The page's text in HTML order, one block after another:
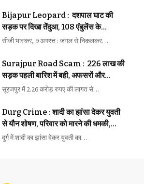
Bijapur Leopard : दशपाल घाट की
सड़क पर दिखा तेंदुआ, 108 एंबुलेंस के
पायलट-ईएमटी ने कैमरे में किया कैद
सीजी भास्कर, 9 अगस्त : जंगल से निकलकर…
Surajpur Road Scam : 226 लाख की
सड़क पहली बारिश में बही, अफसरों और
ठेकेदार पर गंभीर आरोप
सूरजपुर में 2.26 करोड़ रुपए की लागत से…
Durg Crime : शादी का झांसा देकर युवती
से यौन शोषण, परिवार को मारने की धमकी,
आरोपी पर FIR
दुर्ग में शादी का झांसा देकर युवती का…